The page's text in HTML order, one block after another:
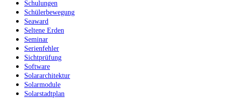
Schulungen
Schülerbewegung
Seaward
Seltene Erden
Seminar
Serienfehler
Sichtprüfung
Software
Solararchitektur
Solarmodule
Solarstadtplan